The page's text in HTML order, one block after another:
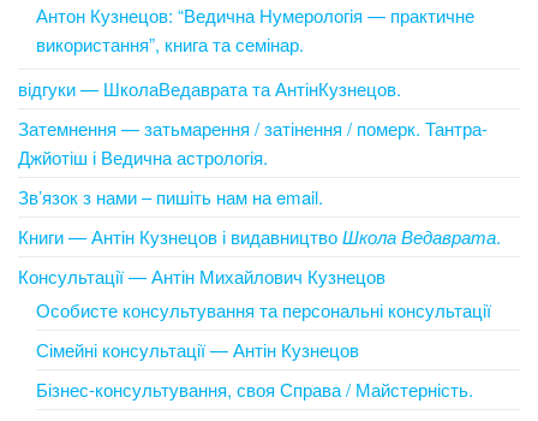
Антон Кузнецов: “Ведична Нумерологія — практичне
використання”, книга та семінар.
відгуки — ШколаВедаврата та АнтінКузнецов.
Затемнення — затьмарення / затінення / померк. Тантра-
Джйотіш і Ведична астрологія.
Зв’язок з нами – пишіть нам на email.
Книги — Антін Кузнецов і видавництвоШкола Ведаврата.
Консультації — Антін Михайлович Кузнецов
Особисте консультування та персональні консультації
Сімейні консультації — Антін Кузнецов
Бізнес-консультування, своя Справа / Майстерність.